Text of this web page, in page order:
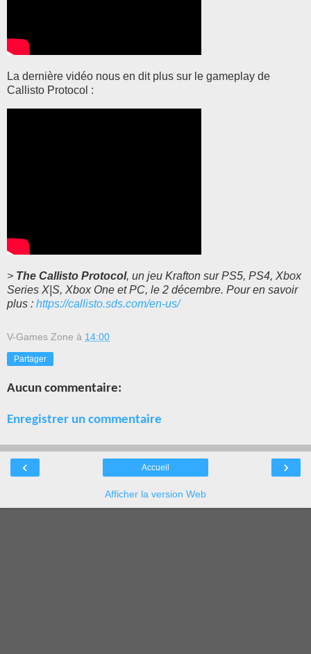
La dernière vidéo nous en dit plus sur le gameplay de
Callisto Protocol :
> The Callisto Protocol, un jeu Krafton sur PS5, PS4, Xbox
Series X|S, Xbox One et PC, le 2 décembre. Pour en savoir
plus : https://callisto.sds.com/en-us/
V-Games Zone à 14:00
Partager
Aucun commentaire:
Enregistrer un commentaire
‹ ›
Accueil
Afficher la version Web